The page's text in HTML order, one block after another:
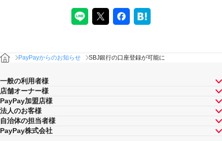
PayPayからのお知らせ SBJ銀行の口座登録が可能に
一般の利用者様
店舗オーナー様
PayPay加盟店様
法人のお客様
自治体の担当者様
PayPay株式会社